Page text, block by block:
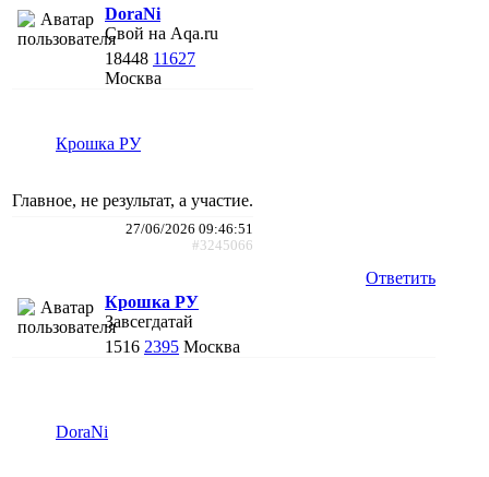
DoraNi
Свой на Aqa.ru
18448 11627
Москва
Крошка РУ
Главное, не результат, а участие.
27/06/2026 09:46:51
#3245066
Ответить
Крошка РУ
Завсегдатай
1516 2395 Москва
DoraNi